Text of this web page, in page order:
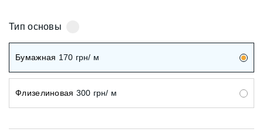
Тип основы
Бумажная 170 грн/ м
Флизелиновая 300 грн/ м